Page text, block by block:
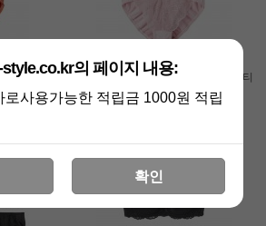
스 브라 +
루,오렌지,
CB383 풀컵 몰드 디자인 브라 + 팬티
세트 65AAA-100H(핑크)
의 페이지 내용:
로사용가능한 적립금 1000원 적립
확인